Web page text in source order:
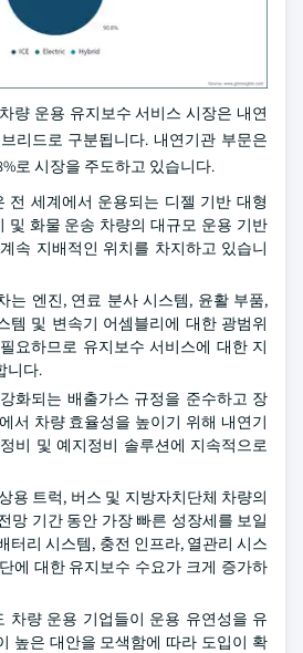
량 운용 유지보수 서비스 시장은 내연
리드로 구분됩니다. 내연기관 부문은
로 시장을 주도하고 있습니다.
전 세계에서 운용되는 디젤 기반 대형
및 화물 운송 차량의 대규모 운용 기반
속 지배적인 위치를 차지하고 있습니
는 엔진, 연료 분사 시스템, 윤활 부품,
템 및 변속기 어셈블리에 대한 광범위
요하므로 유지보수 서비스에 대한 지
니다.
화되는 배출가스 규정을 준수하고 장
서 차량 효율성을 높이기 위해 내연기
비 및 예지정비 솔루션에 지속적으로
용 트럭, 버스 및 지방자치단체 차량의
망 기간 동안 가장 빠른 성장세를 보일
터리 시스템, 충전 인프라, 열관리 시스
에 대한 유지보수 수요가 크게 증가하
차량 운용 기업들이 운용 유연성을 유
높은 대안을 모색함에 따라 도입이 확